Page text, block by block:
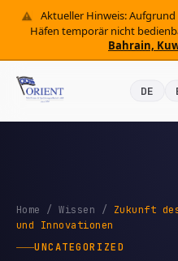
Aktueller Hinweis:
Häfen temporär nicht
Bahrain,
DE
Home /Wissen / Zukunft
und Innovationen
UNCATEGORIZED